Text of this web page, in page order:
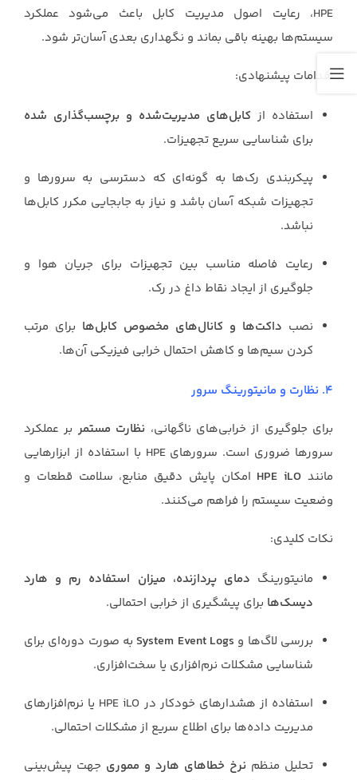
HPE، رعایت اصول مدیریت کابل باعث می‌شود عملکرد
سیستم‌ها بهینه باقی بماند و نگهداری بعدی آسان‌تر شود.
اقدامات پیشنهادی:
استفاده از کابل‌های مدیریت‌شده و برچسب‌گذاری شده
برای شناسایی سریع تجهیزات.
پیکربندی رک‌ها به گونه‌ای که دسترسی به سرورها و
تجهیزات شبکه آسان باشد و نیاز به جابجایی مکرر کابل‌ها
نباشد.
رعایت فاصله مناسب بین تجهیزات برای جریان هوا و
جلوگیری از ایجاد نقاط داغ در رک.
نصب داکت‌ها و کانال‌های مخصوص کابل‌ها برای مرتب
کردن سیم‌ها و کاهش احتمال خرابی فیزیکی آن‌ها.
4. نظارت و مانیتورینگ سرور
برای جلوگیری از خرابی‌های ناگهانی، نظارت مستمر بر عملکرد
سرورها ضروری است. سرورهای HPE با استفاده از ابزارهایی
مانند HPE iLO امکان پایش دقیق منابع، سلامت قطعات و
وضعیت سیستم را فراهم می‌کنند.
نکات کلیدی:
مانیتورینگ دمای پردازنده، میزان استفاده رم و هارد
دیسک‌ها برای پیشگیری از خرابی احتمالی.
بررسی لاگ‌ها و System Event Logsبه صورت دوره‌ای برای
شناسایی مشکلات نرم‌افزاری یا سخت‌افزاری.
استفاده از هشدارهای خودکار در HPE iLO یا نرم‌افزارهای
مدیریت داده‌ها برای اطلاع سریع از مشکلات احتمالی.
تحلیل منظم نرخ خطاهای هارد و مموری جهت پیش‌بینی